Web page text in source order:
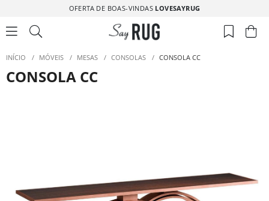
OFERTA DE BOAS-VINDAS LOVESAYRUG
INÍCIO / MÓVEIS / MESAS / CONSOLAS / CONSOLA CC
CONSOLA CC